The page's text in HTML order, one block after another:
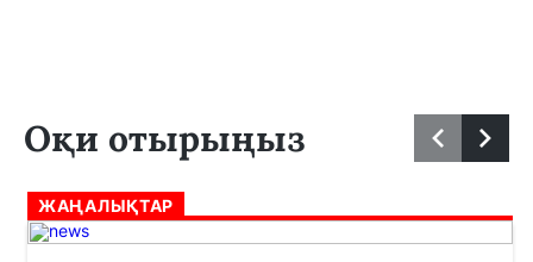
Оқи отырыңыз
ЖАҢАЛЫҚТАР